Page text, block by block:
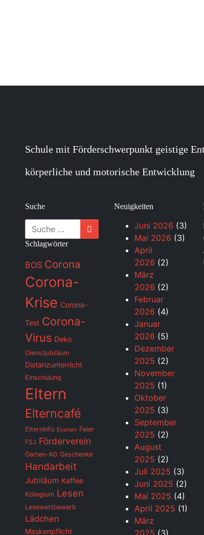
Schule mit Förderschwerpunkt geistige
körperliche und motorische Entwicklung
Suche
Suche
Schlagwörter
BOS Corona
Corona-
Krise Corona-
Test Corona-
Virus Deko
Dienstjubiläum
Distanzunterricht
Einschulung
Eltern
Elterncafé
Elterninfo Examen Feier
FSJ Förderverein
Garten-AG Geschenke
Handarbeit
Jubiläum Kaffee
Kollegium Lesen
Lesewettbewerb
Lädchen
Maskenpflicht
Neuigkeiten
Juni 2026 (3)
Mai 2026 (3)
April
2026 (2)
März
2026 (2)
Februar
2026 (4)
Januar
2026 (5)
Dezember
2025 (2)
November
2025 (1)
Oktober
2025 (3)
September
2025 (2)
August
2025 (2)
Juli 2025 (3)
Juni 2025 (2)
Mai 2025 (4)
April 2025 (1)
März
2025 (3)